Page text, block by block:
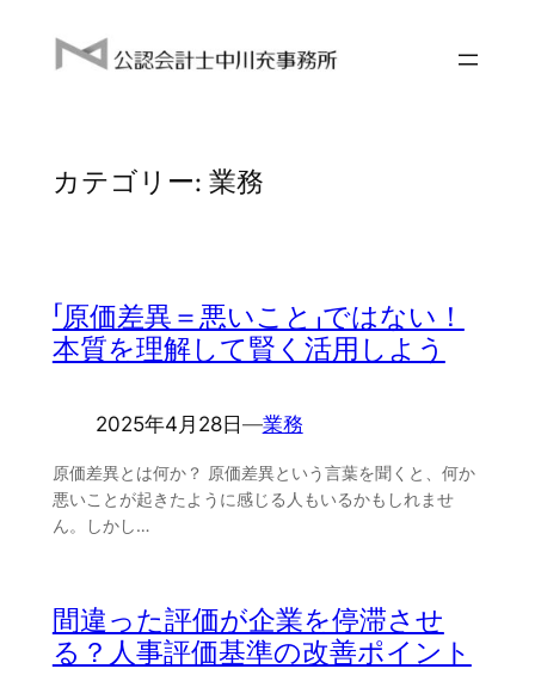
カテゴリー: 業務
「原価差異＝悪いこと」ではない！
本質を理解して賢く活用しよう
2025年4月28日―業務
原価差異とは何か？ 原価差異という言葉を聞くと、何か
悪いことが起きたように感じる人もいるかもしれませ
ん。しかし…
間違った評価が企業を停滞させ
る？人事評価基準の改善ポイント